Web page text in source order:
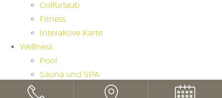
Golfurlaub
Fitness
Interaktive Karte
Wellness
Pool
Sauna und SPA